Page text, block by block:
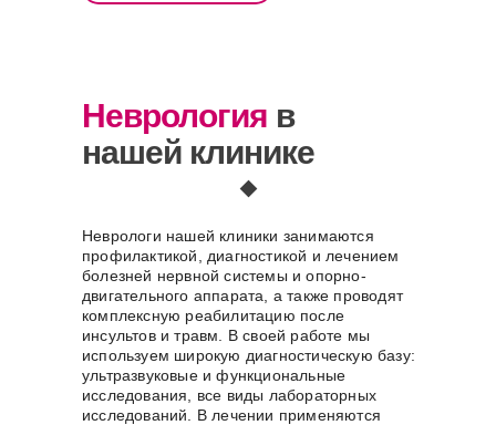
Неврологи нашей клиники занимаются
профилактикой, диагностикой и лечением
болезней нервной системы и опорно-
двигательного аппарата, а также проводят
комплексную реабилитацию после
инсультов и травм. В своей работе мы
используем широкую диагностическую базу:
ультразвуковые и функциональные
исследования, все виды лабораторных
исследований. В лечении применяются
Неврология в
нашей клинике